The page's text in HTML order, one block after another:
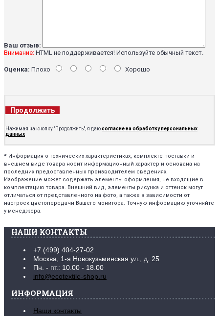
Ваш отзыв:
Внимание: HTML не поддерживается! Используйте обычный текст.
Оценка: Плохо Хорошо
Продолжить
Нажимая на кнопку "Продолжить", я даюсогласие на обработку персональных
данных
* Информация о технических характеристиках, комплекте поставки и
внешнем виде товара носит информационный характер и основана на
последних предоставленных производителем сведениях.
Изображение может содержать элементы оформления, не входящие в
комплектацию товара. Внешний вид, элементы рисунка и оттенок могут
отличаться от представленного на фото, а также в зависимости от
настроек цветопередачи Вашего монитора. Точную информацию уточняйте
у менеджера.
НАШИ КОНТАКТЫ
+7 (499) 404-27-02
Москва, 1-я Новокузьминская ул., д. 25
Пн. - пт.: 10.00 - 18.00
info@ecotextile-shop.ru
ИНФОРМАЦИЯ
Наши контакты